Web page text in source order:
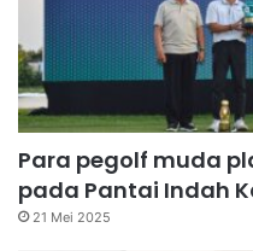
Para pegolf muda
pada Pantai Indah
21 Mei 2025